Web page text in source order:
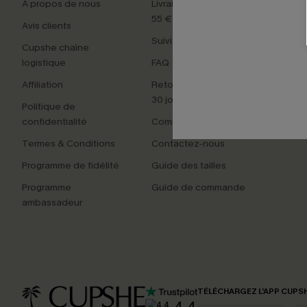
À propos de nous
Avis clients
Cupshe chaîne
logistique
Affiliation
Politique de
confidentialité
Termes & Conditions
Programme de fidélité
Programme
ambassadeur
Livraison offerte dès
55 €
Suivi de commande
FAQ
Retours faciles sous
30 jours
Commencer un retour
Contactez-nous
Guide des tailles
Guide de commande
TÉLÉCHARGEZ L’APP